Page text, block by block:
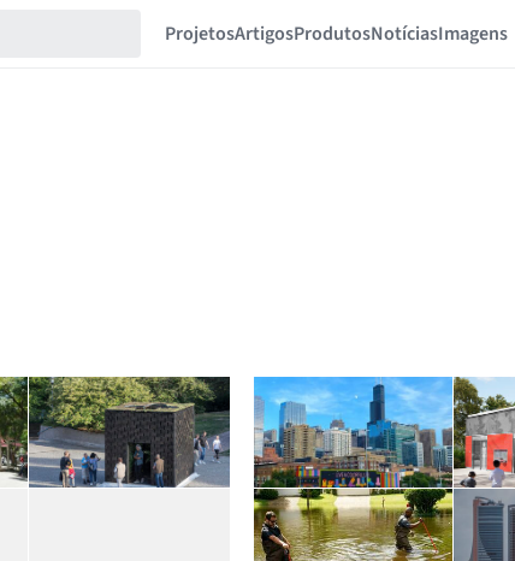
ProjetosArtigosProdutosNotíciasImagens